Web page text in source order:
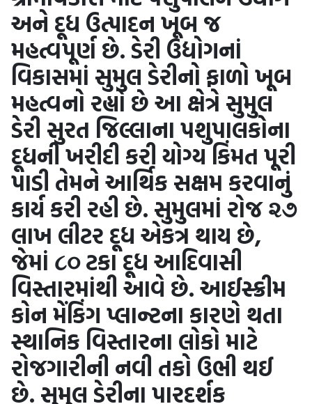
અને દૂધ ઉત્પાદન ખૂબ જ
મહત્વપૂર્ણ છે. ડેરી ઉદ્યોગનાં
વિકાસમાં સુમુલ ડેરીનો ફાળો ખૂબ
મહત્વનો રહ્યો છે આ ક્ષેત્રે સુમુલ
ડેરી સુરત જિલ્લાના પશુપાલકોના
દૂધની ખરીદી કરી યોગ્ય કિંમત પૂરી
પાડી તેમને આર્થિક સક્ષમ કરવાનું
કાર્ય કરી રહી છે. સુમુલમાં રોજ ૨૭
લાખ લીટર દૂધ એકત્ર થાય છે,
જેમાં ૮૦ ટકા દૂધ આદિવાસી
વિસ્તારમાંથી આવે છે. આઈસ્ક્રીમ
કોન મેંકિંગ પ્લાન્ટના કારણે થતા
સ્થાનિક વિસ્તારના લોકો માટે
રોજગારીની નવી તકો ઉભી થઈ
છે. સુમુલ ડેરીના પારદર્શક